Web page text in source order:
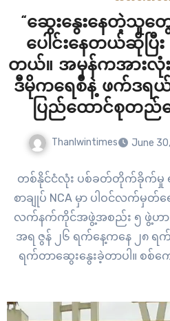
“ဆွေးနွေးနေတဲ့သူတွ
ပေါင်းနေတယ်ဆိုပြီး
တယ်။ အမှန်ကအားလုံ
ဒီမိုကရေစီနဲ့ ဖက်ဒရ
ပြည်ထောင်စုတည်ဆ
Thanlwintimes June
တစ်နိုင်ငံလုံး ပစ်ခတ်တိုက်ခိုက်မှု
စာချုပ် NCA မှာ ပါဝင်လက်မှတ်
လက်နက်ကိုင်အဖွဲ့အစည်း ၅ ဖွဲ့ဟာ
အရ ဇွန် ၂၆ ရက်နေ့ကနေ ၂၈ ရ
ရက်တာဆွေးနွေးခဲ့တာပါ။ စစ်က
အပစ်ရပ်